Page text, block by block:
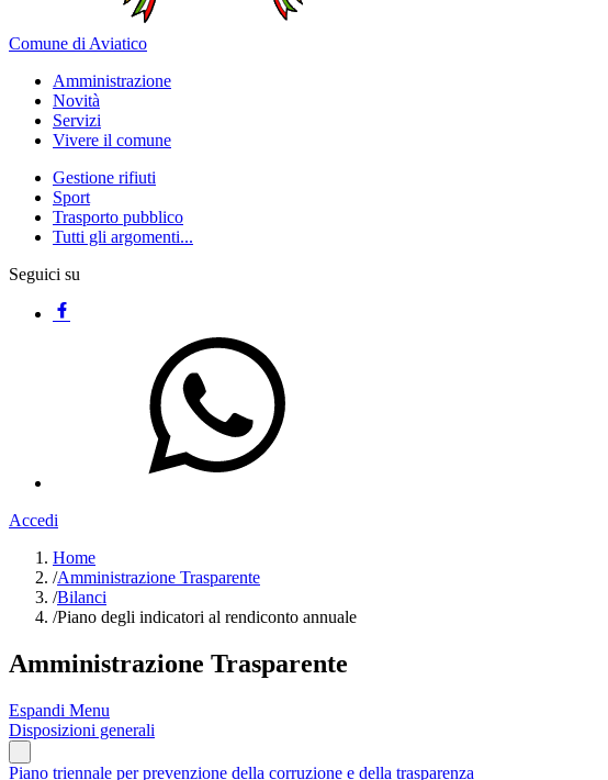
Comune di Aviatico
Amministrazione
Novità
Servizi
Vivere il comune
Gestione rifiuti
Sport
Trasporto pubblico
Tutti gli argomenti...
Seguici su
Accedi
Home
/Amministrazione Trasparente
/Bilanci
/Piano degli indicatori al rendiconto annuale
Amministrazione Trasparente
Espandi Menu
Disposizioni generali
Piano triennale per prevenzione della corruzione e della trasparenza